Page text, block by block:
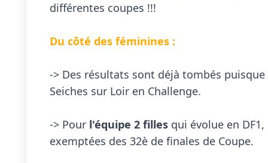
différentes coupes !!!
Du côté des féminines :
-> Des résultats sont déjà tombés puisque
Seiches sur Loir en Challenge.
-> Pour l'équipe 2 filles qui évolue en
exemptées des 32è de finales de Coupe.